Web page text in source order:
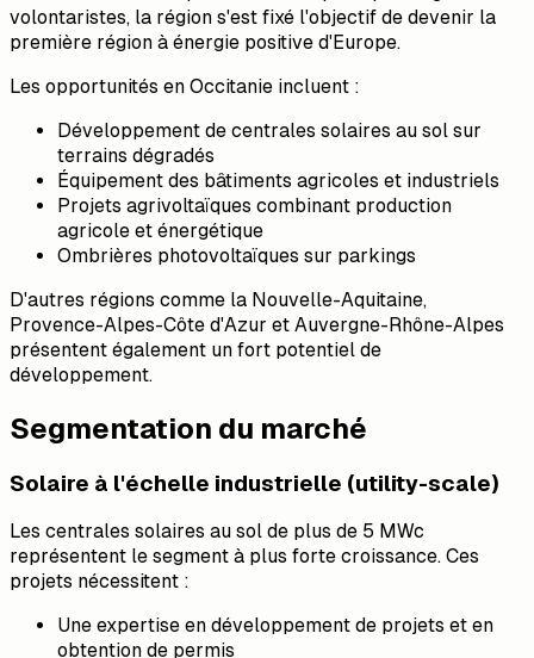
volontaristes, la région s'est fixé l'objectif de devenir la
première région à énergie positive d'Europe.
Les opportunités en Occitanie incluent :
Développement de centrales solaires au sol sur
terrains dégradés
Équipement des bâtiments agricoles et industriels
Projets agrivoltaïques combinant production
agricole et énergétique
Ombrières photovoltaïques sur parkings
D'autres régions comme la Nouvelle-Aquitaine,
Provence-Alpes-Côte d'Azur et Auvergne-Rhône-Alpes
présentent également un fort potentiel de
développement.
Segmentation du marché
Solaire à l'échelle industrielle (utility-scale)
Les centrales solaires au sol de plus de 5 MWc
représentent le segment à plus forte croissance. Ces
projets nécessitent :
Une expertise en développement de projets et en
obtention de permis